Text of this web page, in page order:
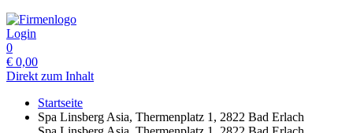
Login
0
€ 0,00
Direkt zum Inhalt
Startseite
Spa Linsberg Asia, Thermenplatz 1, 2822 Bad Erlach